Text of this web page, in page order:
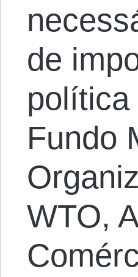
de
Fundo
WTO,